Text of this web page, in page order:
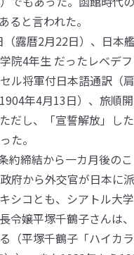
と言われた。
露暦2月22日）、日本
院4年生 だったレベデ
ル将軍付日本語通訳（
年4月13日）、旅順
だし、「宣誓解放」し
た。
約締結から一カ月後の
府から外交官が日本に
シコとも、シアトル大
令嬢平塚千鶴子さんは
（平塚千鶴子「ハイカ